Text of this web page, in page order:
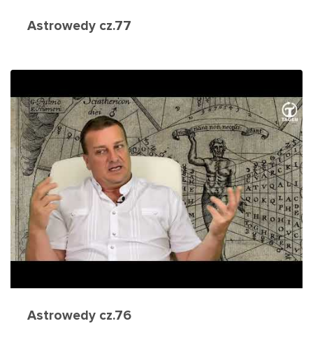
Astrowedy cz.77
Astrowedy cz.76